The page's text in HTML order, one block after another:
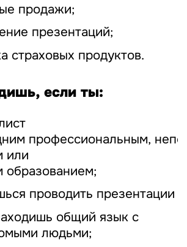
продажи;
презентаций;
страховых продуктов.
если ты:
профессиональным,
или
образованием;
проводить презентации
общий язык с
людьми;